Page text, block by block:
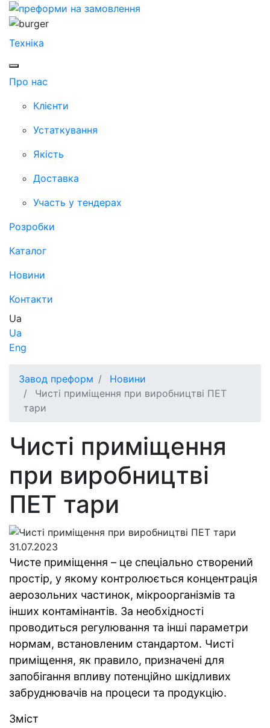
Техніка
Про нас
Клієнти
Устаткування
Якість
Доставка
Участь у тендерах
Розробки
Каталог
Новини
Контакти
Ua
Ua
Eng
Завод преформ
Новини
Чисті приміщення при виробництві ПЕТ
тари
Чисті приміщення
при виробництві
ПЕТ тари
31.07.2023
Чисте приміщення – це спеціально створений
простір, у якому контролюється концентрація
аерозольних частинок, мікроорганізмів та
інших контамінантів. За необхідності
проводиться регулювання та інші параметри
нормам, встановленим стандартом. Чисті
приміщення, як правило, призначені для
запобігання впливу потенційно шкідливих
забруднювачів на процеси та продукцію.
Зміст